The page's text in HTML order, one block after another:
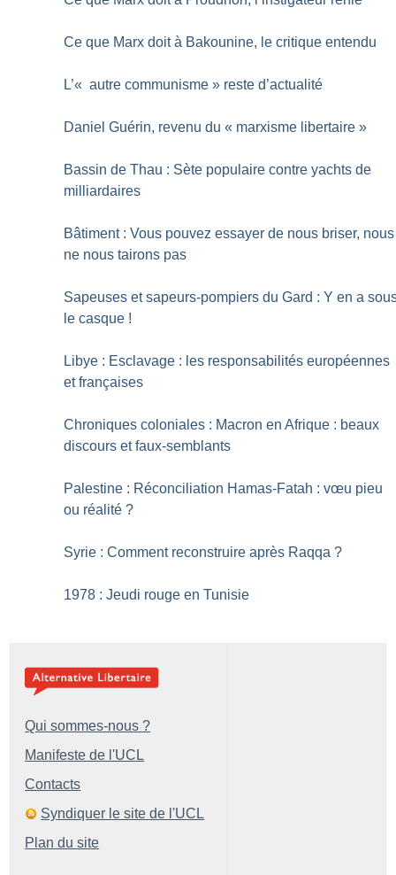
Ce que Marx doit à Bakounine, le critique entendu
L’« autre communisme » reste d’actualité
Daniel Guérin, revenu du « marxisme libertaire »
Bassin de Thau : Sète populaire contre yachts de
milliardaires
Bâtiment : Vous pouvez essayer de nous briser, nous
ne nous tairons pas
Sapeuses et sapeurs-pompiers du Gard : Y en a
le casque !
Libye : Esclavage : les responsabilités européennes
et françaises
Chroniques coloniales : Macron en Afrique : beaux
discours et faux-semblants
Palestine : Réconciliation Hamas-Fatah : vœu pieu
ou réalité ?
Syrie : Comment reconstruire après Raqqa ?
1978 : Jeudi rouge en Tunisie
Qui sommes-nous ?
Manifeste de l'UCL
Contacts
Syndiquer le site de l'UCL
Plan du site